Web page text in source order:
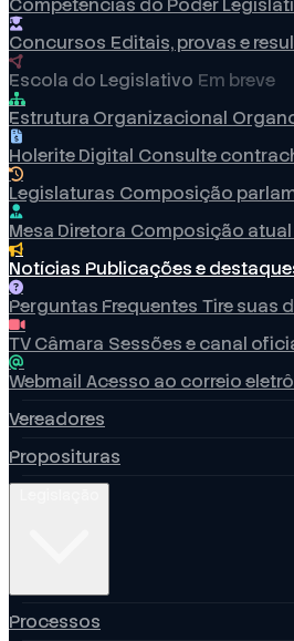
Concursos Editais, provas e
Escola do Legislativo Em breve
Estrutura Organizacional
Holerite Digital Consulte
Legislaturas Composição
Mesa Diretora Composição atual
Notícias Publicações e
Perguntas Frequentes Tire suas
TV Câmara Sessões e canal
Webmail Acesso ao correio
Vereadores
Proposituras
Processos